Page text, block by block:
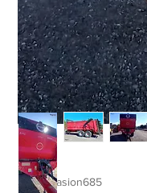
SKU: ocasion685